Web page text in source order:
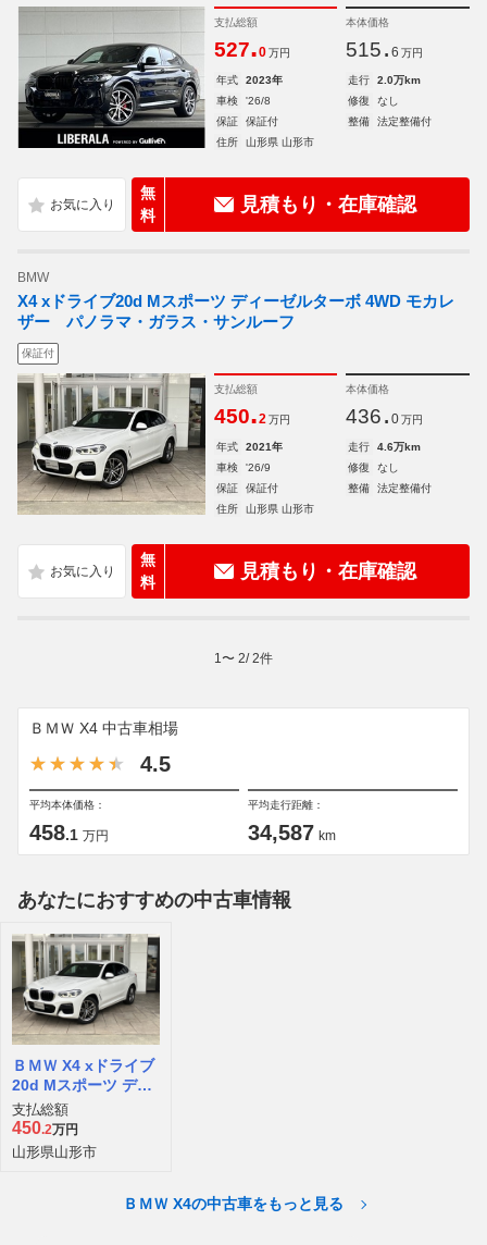
支払総額
527.0 万円
本体価格
515. 6 万円
年式 2023年 走行
2.0万km
車検
'26/8 修復
なし
保証
保証付 整備
法定整備付
住所
山形県 山形市
無
料
見積もり・在庫確認
BMW
X4 xドライブ20d Mスポーツ ディーゼルターボ 4WD モカレ
ザー パノラマ・ガラス・サンルーフ
保証付
支払総額
450.2 万円
本体価格
436. 0 万円
年式 2021年 走行
4.6万km
車検
'26/9 修復
なし
保証
保証付 整備
法定整備付
住所
山形県 山形市
無
料
見積もり・在庫確認
1 〜 2/2件
ＢＭＷ X4 中古車相場
4.5
平均本体価格：
458.1 万円
平均走行距離：
34,587 km
あなたにおすすめの中古車情報
ＢＭＷ X4 xドライブ
20d Mスポーツ ディ
ーゼルターボ 4WD
支払総額
450.2万円
山形県山形市
ＢＭＷ X4の中古車をもっと見る